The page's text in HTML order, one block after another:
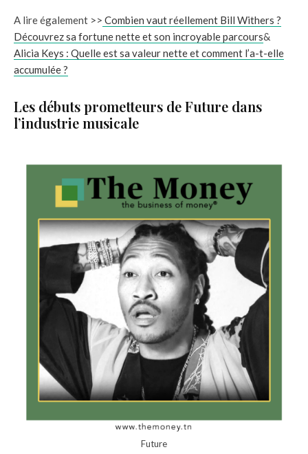
A lire également >> Combien vaut réellement Bill Withers ?
Découvrez sa fortune nette et son incroyable parcours&
Alicia Keys : Quelle est sa valeur nette et comment l’a-t-elle
accumulée ?
Les débuts prometteurs de Future dans
l’industrie musicale
Future